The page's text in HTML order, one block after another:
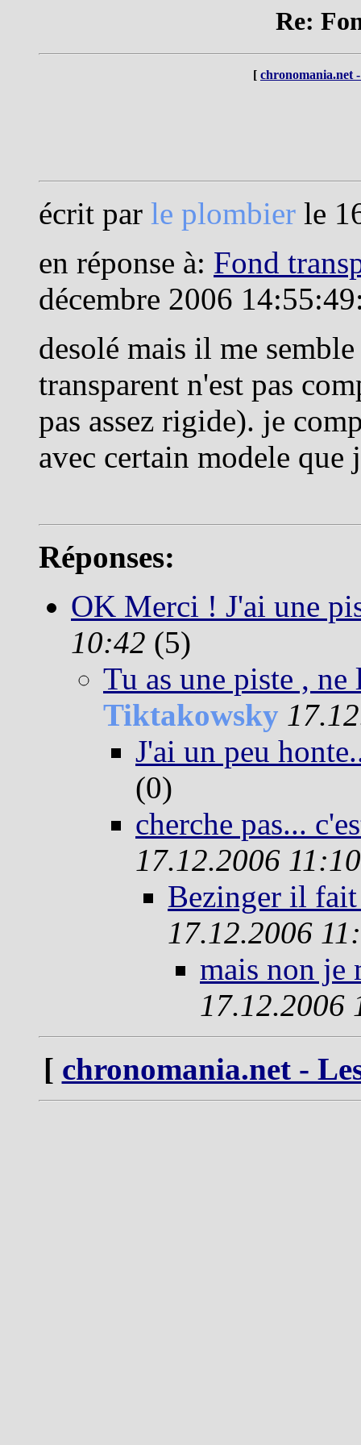
Re:
[ chronomania.net
écrit par le plombier le
en réponse à: Fond
décembre 2006
desolé mais il me
transparent n'est pas
pas assez rigide). je
avec certain modele que
Réponses:
OK Merci ! J'ai une
10:42 (5)
Tu as une piste ,
Tiktakowsky
J'ai un peu
(0)
cherche pas...
17.12.2006 11:10
Bezinger il fait
17.12.2006
mais non je
17.12.2006
[ chronomania.net -